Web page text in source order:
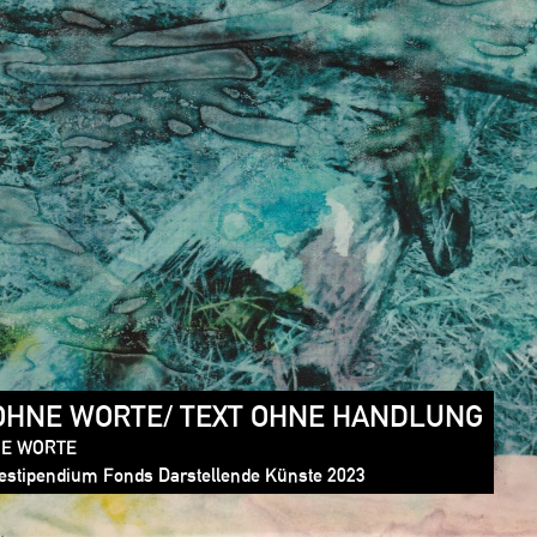
WORTE/ TEXT OHNE HANDLUNG
WORTE
Fonds Darstellende Künste 2023